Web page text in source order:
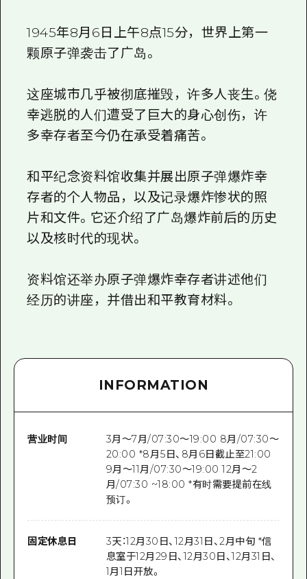
1945年8月6日上午8点15分，世界上第一
颗原子弹袭击了广岛。
这座城市几乎被彻底摧毁，许多人丧生。侥
幸逃脱的人们遭受了巨大的身心创伤，许
多幸存者至今仍在承受着痛苦。
和平纪念资料馆收集并展出原子弹爆炸幸
存者的个人物品，以及记录爆炸惨状的照
片和文件。它还介绍了广岛爆炸前后的历史
以及核时代的现状。
资料馆还举办原子弹爆炸幸存者讲述他们
经历的讲座，并借出和平教育材料。
INFORMATION
营业时间
3月～7月/07:30～19:00 8月/07:30～
20:00 *8月5日、8月6日截止至21:00
9月～11月/07:30～19:00 12月～2
月/07:30 ~18:00 *有时需要提前在线
预订。
固定休息日
3天：12月30日、12月31日、2月中旬 *信
息室于12月29日、12月30日、12月31日、
1月1日开放。